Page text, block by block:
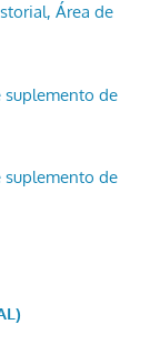
Área de
de
de